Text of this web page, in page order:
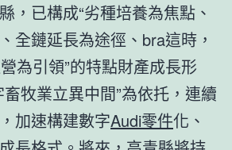
，已構成“劣種培養為焦點、
全鏈延長為途徑、bra這時，
為引領”的特點財產成長形
牧業立異中間”為依托，連續
加速構建數字Audi零件化、